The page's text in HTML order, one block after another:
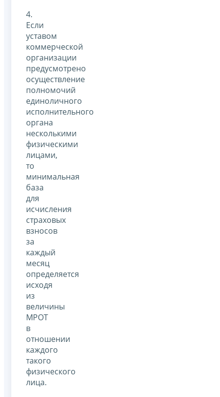
4.
Если
уставом
коммерческой
организации
предусмотрено
осуществление
полномочий
единоличного
исполнительного
органа
несколькими
физическими
лицами,
то
минимальная
база
для
исчисления
страховых
взносов
за
каждый
месяц
определяется
исходя
из
величины
МРОТ
в
отношении
каждого
такого
физического
лица.